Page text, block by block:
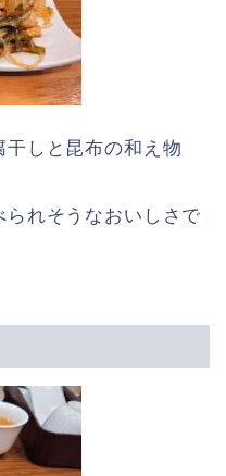
しと昆布の和え物
れそうなおいしさで